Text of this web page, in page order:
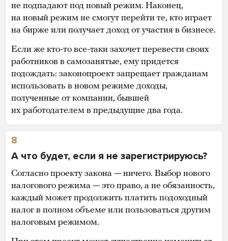
не подпадают под новый режим. Наконец,
на новый режим не смогут перейти те, кто играет
на бирже или получает доход от участия в бизнесе.
Если же кто-то все-таки захочет перевести своих
работников в самозанятые, ему придется
подождать: законопроект запрещает гражданам
использовать в новом режиме доходы,
полученные от компании, бывшей
их работодателем в предыдущие два года.
8
А что будет, если я не зарегистрируюсь?
Согласно проекту закона — ничего. Выбор нового
налогового режима — это право, а не обязанность,
каждый может продолжить платить подоходный
налог в полном объеме или пользоваться другим
налоговым режимом.